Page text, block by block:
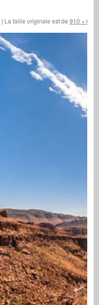
| La taille originale est de 910 × 684